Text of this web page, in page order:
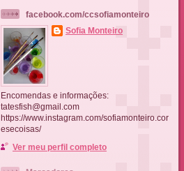
facebook.com/ccsofiamonteiro
Sofia Monteiro
Encomendas e informações:
tatesfish@gmail.com
https://www.instagram.com/sofiamonteiro.cor
esecoisas/
Ver meu perfil completo